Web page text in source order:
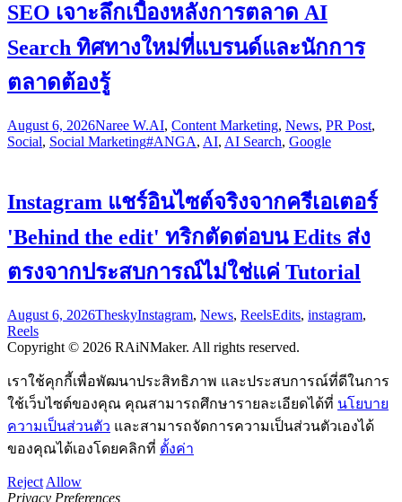
SEO เจาะลึกเบื้องหลังการตลาด AI
Search ทิศทางใหม่ที่แบรนด์และนักการ
ตลาดต้องรู้
August 6, 2026Naree W.AI, Content Marketing, News, PR Post,
Social, Social Marketing#ANGA, AI, AI Search, Google
Instagram แชร์อินไซต์จริงจากครีเอเตอร์
'Behind the edit' ทริกตัดต่อบน Edits ส่ง
ตรงจากประสบการณ์ไม่ใช่แค่ Tutorial
August 6, 2026TheskyInstagram, News, ReelsEdits, instagram,
Reels
Copyright © 2026 RAiNMaker. All rights reserved.
เราใช้คุกกี้เพื่อพัฒนาประสิทธิภาพ และประสบการณ์ที่ดีในการ
ใช้เว็บไซต์ของคุณ คุณสามารถศึกษารายละเอียดได้ที่ นโยบาย
ความเป็นส่วนตัว และสามารถจัดการความเป็นส่วนตัวเองได้
ของคุณได้เองโดยคลิกที่ ตั้งค่า
Reject Allow
Privacy Preferences